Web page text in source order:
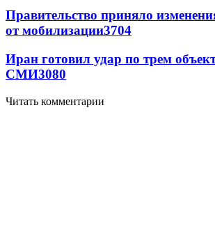
Правительство приняло
от мобилизации3704
Иран готовил удар по трем
СМИ3080
Читать комментарии